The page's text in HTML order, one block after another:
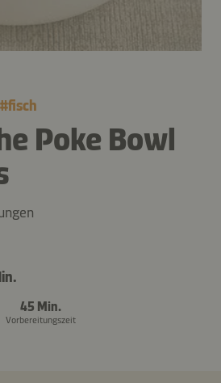
#fisch
Poke Bowl
45 Min.
Vorbereitungszeit